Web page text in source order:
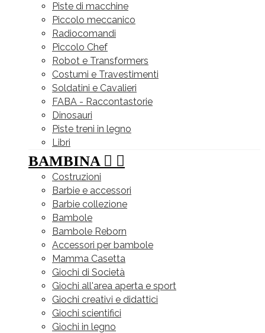
Piste di macchine
Piccolo meccanico
Radiocomandi
Piccolo Chef
Robot e Transformers
Costumi e Travestimenti
Soldatini e Cavalieri
FABA - Raccontastorie
Dinosauri
Piste treni in legno
Libri
BAMBINA  
Costruzioni
Barbie e accessori
Barbie collezione
Bambole
Bambole Reborn
Accessori per bambole
Mamma Casetta
Giochi di Società
Giochi all'area aperta e sport
Giochi creativi e didattici
Giochi scientifici
Giochi in legno